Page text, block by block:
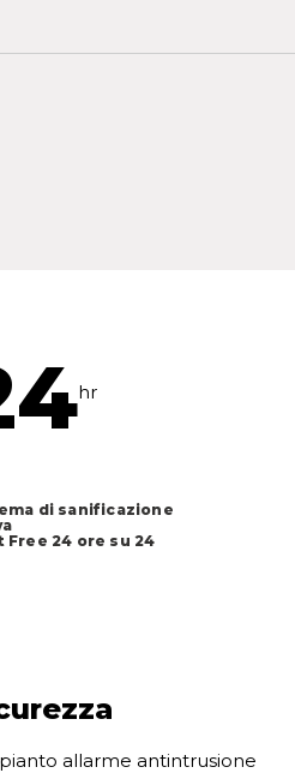
hr
di sanificazione
Free 24 ore su 24
allarme antintrusione